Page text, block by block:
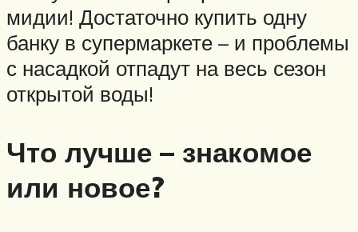
мидии! Достаточно купить одну
банку в супермаркете – и проблемы
с насадкой отпадут на весь сезон
открытой воды!
Что лучше – знакомое
или новое?